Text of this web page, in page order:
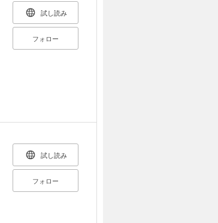
試し読み
フォロー
試し読み
フォロー